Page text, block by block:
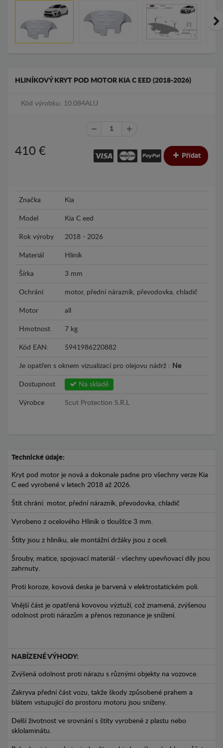
HLINÍKOVÝ KRYT POD MOTOR KIA C EED (2018-2026)
Kód výrobku: 10.084ALU
410 € Přídat
Značka Kia
Model Kia C eed
Rok výroby 2018 - 2026
Materiál Hliník
Šírka 3 mm
Ochrání motor, přední nárazník, převodovka, chladič
Motor all
Hmotnost 7 kg
Kód EAN: 5941986220882
Je opatřen s oknem vizualizací pro olejovu nádrž : Ne
Dostupnost Na skladě
Výrobce Scut Protection S.R.L
Technické údaje:
Kryt pod motor je nová a dokonale padne pro všechny verze Kia
C eed vyrobené v letech 2018 až 2026.
Štít chrání: motor, přední nárazník, převodovka, chladič
Vyrobeno z ocelového Hliník o tloušťce 3 mm.
Štíty jsou z hliníku, ale montážní držáky jsou z oceli.
Šrouby, matice, spojovací materiál - všechny upevňovací díly jsou
zahrnuty.
Proti koroze, kovová deska je barvená v elektrostatickém poli.
Vnější část je opatřená kovovou výztuží, což znamená, zvýšenou
odolnost proti nárazům a přenos rezonance je snížení.
NABÍZENÉ VÝHODY:
Zvýšená odolnost proti nárazu s různými objekty na vozovce.
Zakryva přední část vozu, takže škody způsobené prahem a
blátem vstupující do prostoru motoru jsou sníženy.
Delší životnost ve srovnání s štíty vyrobené z plastu nebo
sklolaminátu.